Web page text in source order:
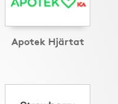
Apotek Hjärtat